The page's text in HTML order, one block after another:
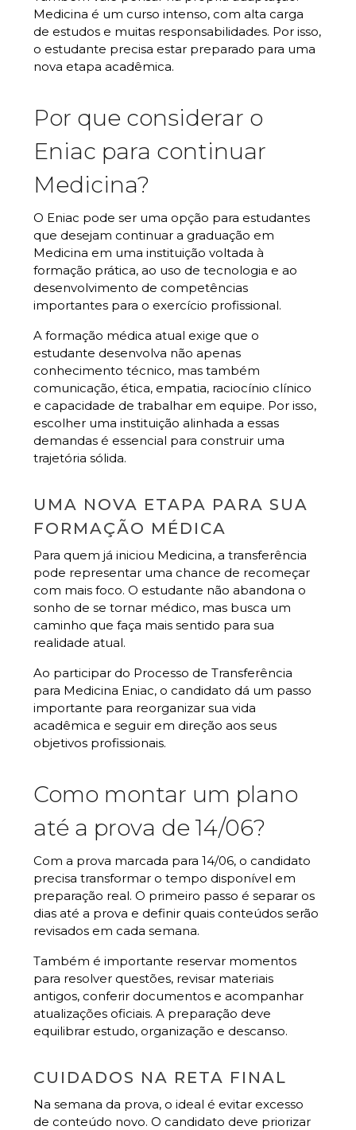
Medicina é um curso intenso, com alta carga
de estudos e muitas responsabilidades. Por isso,
o estudante precisa estar preparado para uma
nova etapa acadêmica.
Por que considerar o
Eniac para continuar
Medicina?
O Eniac pode ser uma opção para estudantes
que desejam continuar a graduação em
Medicina em uma instituição voltada à
formação prática, ao uso de tecnologia e ao
desenvolvimento de competências
importantes para o exercício profissional.
A formação médica atual exige que o
estudante desenvolva não apenas
conhecimento técnico, mas também
comunicação, ética, empatia, raciocínio clínico
e capacidade de trabalhar em equipe. Por isso,
escolher uma instituição alinhada a essas
demandas é essencial para construir uma
trajetória sólida.
UMA NOVA ETAPA PARA SUA
FORMAÇÃO MÉDICA
Para quem já iniciou Medicina, a transferência
pode representar uma chance de recomeçar
com mais foco. O estudante não abandona o
sonho de se tornar médico, mas busca um
caminho que faça mais sentido para sua
realidade atual.
Ao participar do Processo de Transferência
para Medicina Eniac, o candidato dá um passo
importante para reorganizar sua vida
acadêmica e seguir em direção aos seus
objetivos profissionais.
Como montar um plano
até a prova de 14/06?
Com a prova marcada para 14/06, o candidato
precisa transformar o tempo disponível em
preparação real. O primeiro passo é separar os
dias até a prova e definir quais conteúdos serão
revisados em cada semana.
Também é importante reservar momentos
para resolver questões, revisar materiais
antigos, conferir documentos e acompanhar
atualizações oficiais. A preparação deve
equilibrar estudo, organização e descanso.
CUIDADOS NA RETA FINAL
Na semana da prova, o ideal é evitar excesso
de conteúdo novo. O candidato deve priorizar